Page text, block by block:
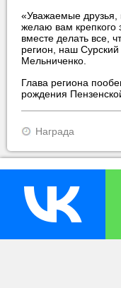
«Уважаемые друзья,
желаю вам крепкого
вместе делать все,
регион, наш
Мельниченко.
Глава региона
рождения
Награда